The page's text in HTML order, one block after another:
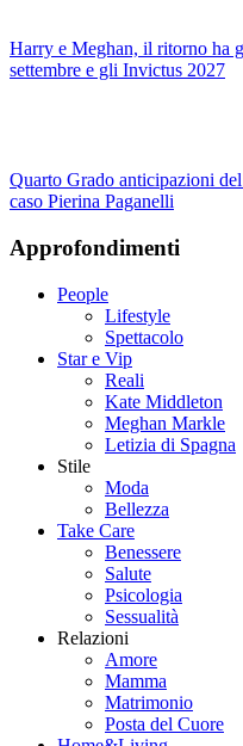
Harry e Meghan, il ritorno ha
settembre e gli Invictus 2027
Quarto Grado anticipazioni
caso Pierina Paganelli
Approfondimenti
People
Lifestyle
Spettacolo
Star e Vip
Reali
Kate Middleton
Meghan Markle
Letizia di Spagna
Stile
Moda
Bellezza
Take Care
Benessere
Salute
Psicologia
Sessualità
Relazioni
Amore
Mamma
Matrimonio
Posta del Cuore